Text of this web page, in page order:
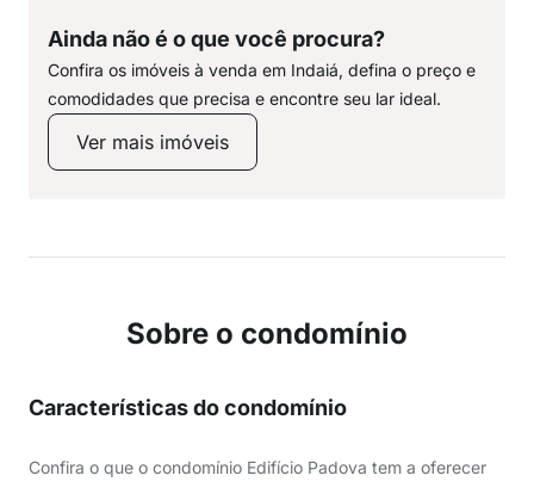
Ainda não é o que você procura?
Confira os imóveis à venda em Indaiá, defina o preço e
comodidades que precisa e encontre seu lar ideal.
Ver mais imóveis
Sobre o condomínio
Características do condomínio
Confira o que o condomínio Edifício Padova tem a oferecer